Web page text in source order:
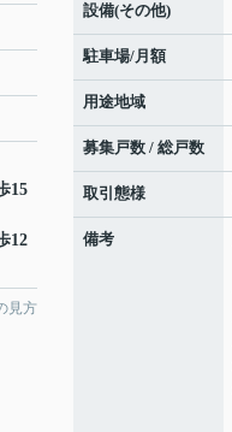
15
12
見方
設備(その他)
駐車場/月額
用途地域
募集戸数 / 総戸数
取引態様
備考